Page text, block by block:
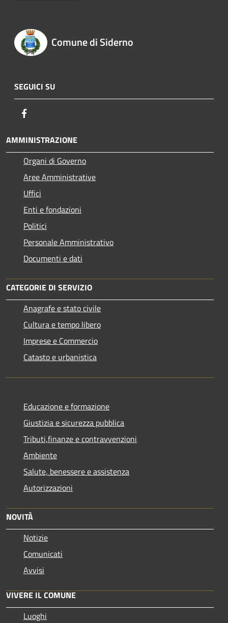
Comune di Siderno
SEGUICI SU
AMMINISTRAZIONE
Organi di Governo
Aree Amministrative
Uffici
Enti e fondazioni
Politici
Personale Amministrativo
Documenti e dati
CATEGORIE DI SERVIZIO
Anagrafe e stato civile
Cultura e tempo libero
Imprese e Commercio
Catasto e urbanistica
Educazione e formazione
Giustizia e sicurezza pubblica
Tributi,finanze e contravvenzioni
Ambiente
Salute, benessere e assistenza
Autorizzazioni
NOVITÀ
Notizie
Comunicati
Avvisi
VIVERE IL COMUNE
Luoghi